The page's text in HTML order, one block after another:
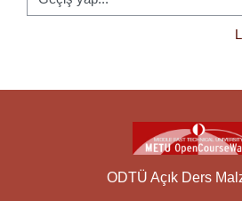
Geçiş yap...
ODTÜ Açık Ders